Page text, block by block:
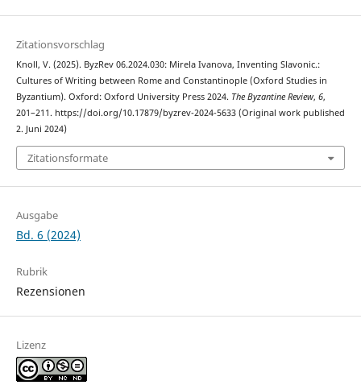
Zitationsvorschlag
Knoll, V. (2025). ByzRev 06.2024.030: Mirela Ivanova, Inventing Slavonic.:
Cultures of Writing between Rome and Constantinople (Oxford Studies in
Byzantium). Oxford: Oxford University Press 2024. The Byzantine Review, 6,
201–211. https://doi.org/10.17879/byzrev-2024-5633 (Original work published
2. Juni 2024)
Zitationsformate
Ausgabe
Bd. 6 (2024)
Rubrik
Rezensionen
Lizenz